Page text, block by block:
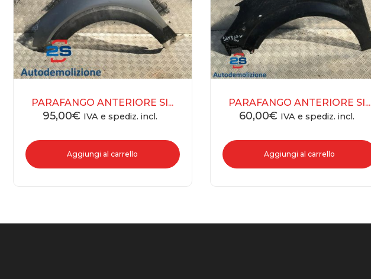
PARAFANGO ANTERIORE SI...
95,00€ IVA e spediz. incl.
Aggiungi al carrello
PARAFANGO ANTERIORE SI...
60,00€ IVA e spediz. incl.
Aggiungi al carrello